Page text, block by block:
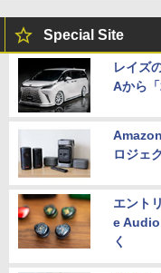
Special Site
レイズ
Aから
ロジェ
エント
e Audio
く